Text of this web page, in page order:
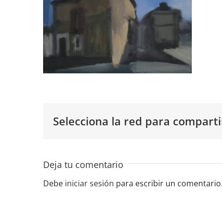
Selecciona la red para
Deja tu comentario
Debe iniciar sesión para escribir un comentario.